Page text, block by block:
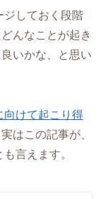
ジしておく段階
んなことが起き
いかな、と思い
向けて起こり得
はこの記事が、
言えます。